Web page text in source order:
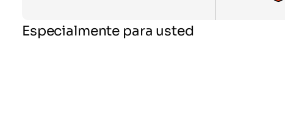
Especialmente para usted